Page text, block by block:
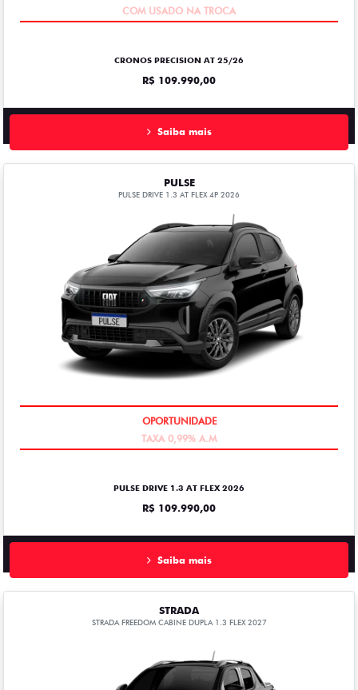
OPORTUNIDADE
CRONOS PRECISION AT 25/26
R$ 109.990,00
Saiba mais
PULSE
PULSE DRIVE 1.3 AT FLEX 4P 2026
OPORTUNIDADE
TAXA 0,99% A.M
PULSE DRIVE 1.3 AT FLEX 2026
R$ 109.990,00
Saiba mais
STRADA
STRADA FREEDOM CABINE DUPLA 1.3 FLEX 2027